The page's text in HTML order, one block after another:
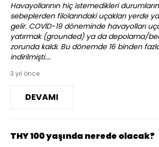
Havayollarının hiç istemedikleri
sebeplerden filolarındaki uçakları yerde
gelir. COVİD-19 döneminde havayolları
yatırmak (grounded) ya da depolama/
zorunda kaldı. Bu dönemde 16 binden
indirilmişti....
3 yıl önce
DEVAMI
THY 100 yaşında nerede olacak?